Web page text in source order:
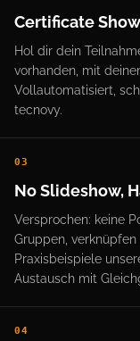
Certificate
Hol dir dein
vorhanden, mit
Vollautomatisiert,
tecnovy.
03
No Slideshow,
Versprochen: keine
Gruppen,
Praxisbeispiele
Austausch mit
04